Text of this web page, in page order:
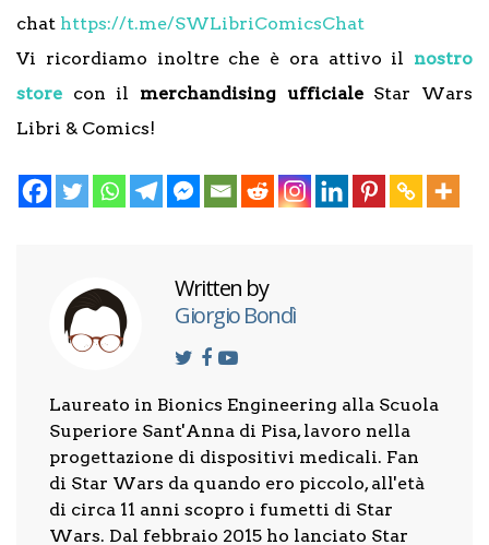
chat https://t.me/SWLibriComicsChat
Vi ricordiamo inoltre che è ora attivo il nostro
store con il merchandising ufficialeStar Wars
Libri & Comics!
Written by
Giorgio Bondì
Laureato in Bionics Engineering alla Scuola
Superiore Sant'Anna di Pisa, lavoro nella
progettazione di dispositivi medicali. Fan
di Star Wars da quando ero piccolo, all'età
di circa 11 anni scopro i fumetti di Star
Wars. Dal febbraio 2015 ho lanciato Star